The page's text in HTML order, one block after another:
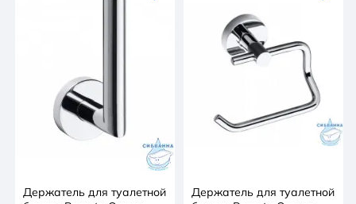
Держатель для туалетной
Держатель для туалетной